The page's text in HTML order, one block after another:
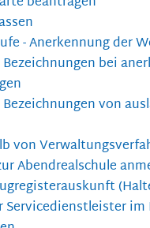
- Anerkennung der
bei
von
von
Abendrealschule
im